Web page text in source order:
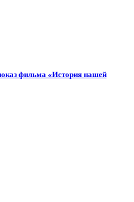
фильма «История нашей